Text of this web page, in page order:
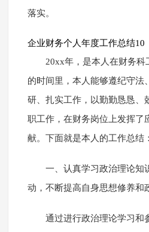
落实。
企业财务个人年度工作总结10
20xx年，是本人在财务
的时间里，本人能够遵纪守法
研、扎实工作，以勤勤恳恳、
职工作，在财务岗位上发挥了
献。下面就是本人的工作总结：
一、认真学习政治理论知
动，不断提高自身思想修养和
通过进行政治理论学习和